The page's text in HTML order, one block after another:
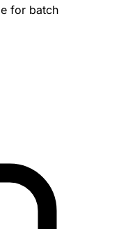
for batch